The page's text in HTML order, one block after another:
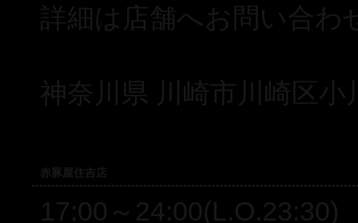
詳細は店舗へお問い合わ
神奈川県 川崎市川崎区
赤豚屋住吉店
17:00～24:00(L.O.23:30)